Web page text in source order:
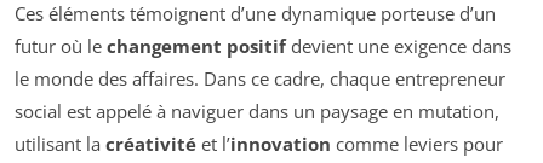
Ces éléments témoignent d’une dynamique porteuse d’un
futur où le changement positifdevient une exigence dans
le monde des affaires. Dans ce cadre, chaque entrepreneur
social est appelé à naviguer dans un paysage en mutation,
utilisant la créativité et l’innovation comme leviers pour